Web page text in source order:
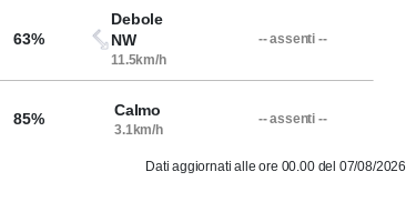
63%
Debole
NW
11.5km/h
-- assenti --
85% Calmo
3.1km/h
-- assenti --
Dati aggiornati alle ore 00.00 del 07/08/2026